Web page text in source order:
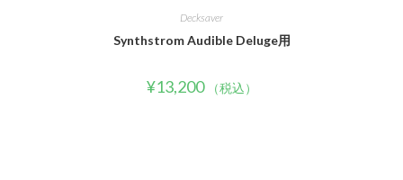
Decksaver
Synthstrom Audible Deluge用
¥13,200 （税込）